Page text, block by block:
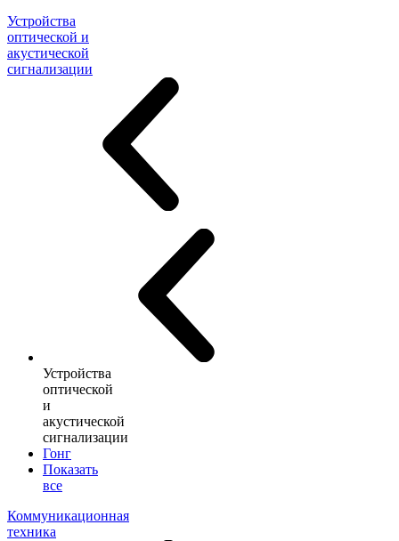
Устройства
оптической и
акустической
сигнализации
Устройства
оптической
и
акустической
сигнализации
Гонг
Показать
все
Коммуникационная
техника